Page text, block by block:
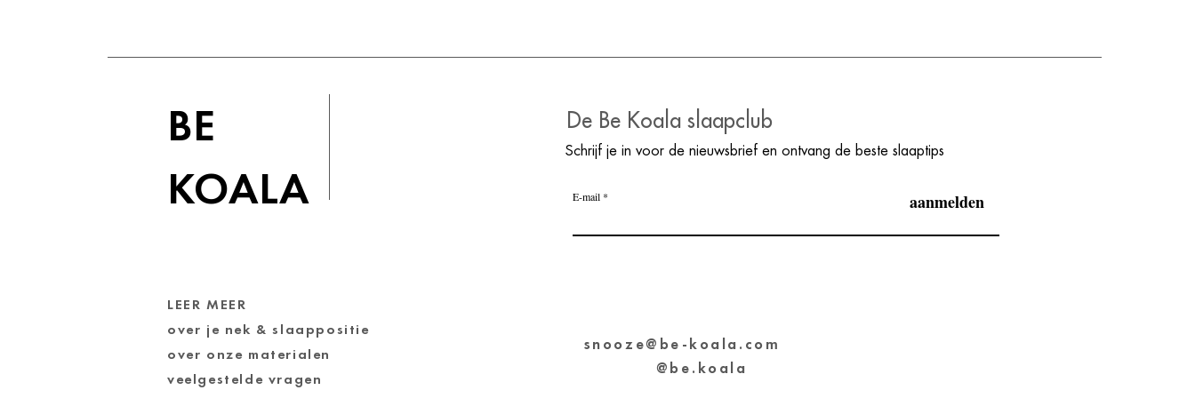
BE
KOALA
LEER MEER
over je nek & slaappositie
over onze materialen
veelgestelde vragen
De Be Koala slaapclub
Schrijf je in voor de nieuwsbrief en ontvang de beste slaaptips
E-mail aanmelden
snooze@be-koala.com
@be.koala